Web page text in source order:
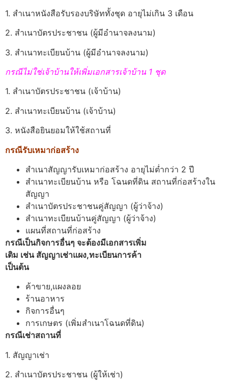
1. สำเนาหนังสือรับรองบริษัททั้งชุด อายุไม่เกิน 3 เดือน
2. สำเนาบัตรประชาชน (ผู้มีอำนาจลงนาม)
3. สำเนาทะเบียนบ้าน (ผู้มีอำนาจลงนาม)
กรณีไม่ใช่เจ้าบ้านให้เพิ่มเอกสารเจ้าบ้าน 1 ชุด
1. สำเนาบัตรประชาชน (เจ้าบ้าน)
2. สำเนาทะเบียนบ้าน (เจ้าบ้าน)
3. หนังสือยินยอมให้ใช้สถานที่
กรณีรับเหมาก่อสร้าง
สำเนาสัญญารับเหมาก่อสร้าง อายุไม่ต่ำกว่า 2 ปี
สำเนาทะเบียนบ้าน หรือ โฉนดที่ดิน สถานที่ก่อสร้างใน
สัญญา
สำเนาบัตรประชาชนคู่สัญญา (ผู้ว่าจ้าง)
สำเนาทะเบียนบ้านคู่สัญญา (ผู้ว่าจ้าง)
แผนที่สถานที่ก่อสร้าง
กรณีเป็นกิจการอื่นๆ จะต้องมีเอกสารเพิ่ม
เติม เช่น สัญญาเช่าแผง,ทะเบียนการค้า
เป็นต้น
ค้าขาย,แผงลอย
ร้านอาหาร
กิจการอื่นๆ
การเกษตร (เพิ่มสำเนาโฉนดที่ดิน)
กรณีเช่าสถานที่
1. สัญญาเช่า
2. สำเนาบัตรประชาชน (ผู้ให้เช่า)